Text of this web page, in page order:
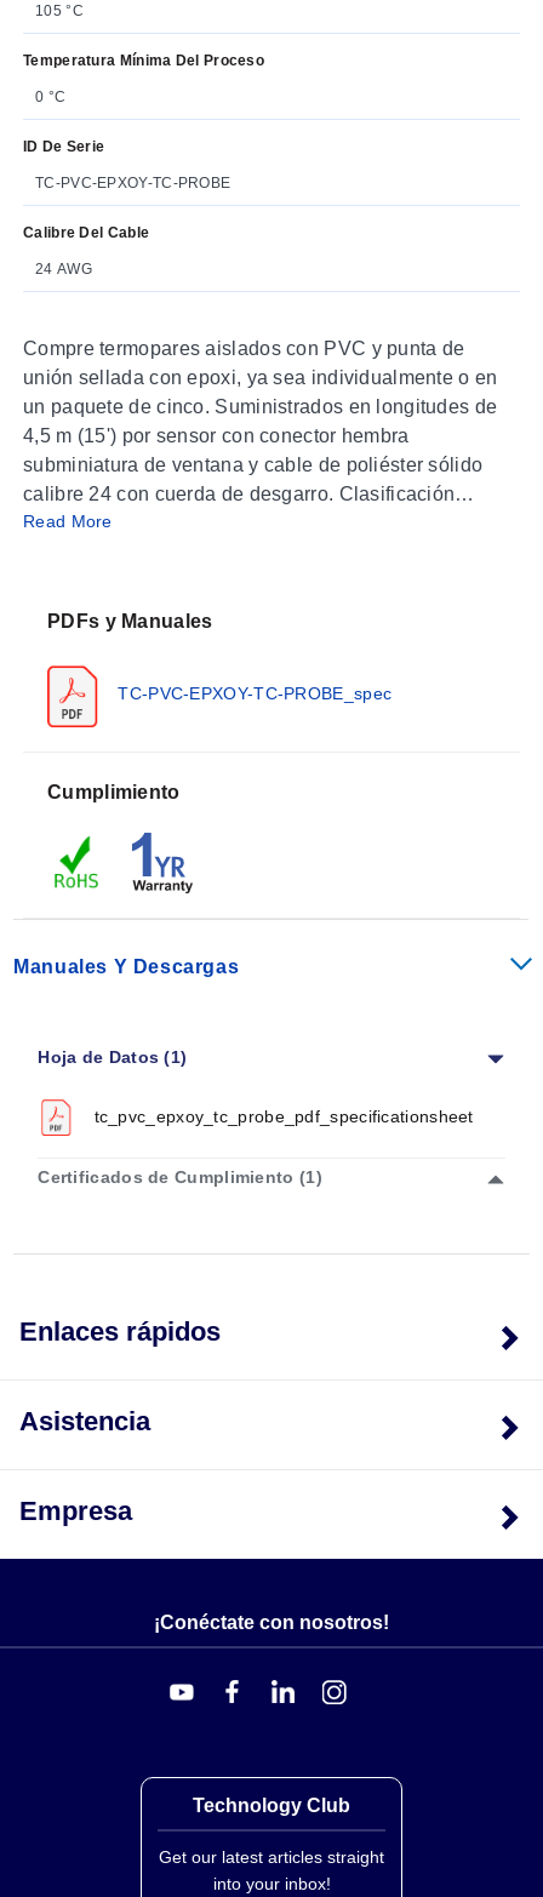
105 °C
Temperatura Mínima Del Proceso
0 °C
ID De Serie
TC-PVC-EPXOY-TC-PROBE
Calibre Del Cable
24 AWG
Compre termopares aislados con PVC y punta de
unión sellada con epoxi, ya sea individualmente o en
un paquete de cinco. Suministrados en longitudes de
4,5 m (15') por sensor con conector hembra
subminiatura de ventana y cable de poliéster sólido
calibre 24 con cuerda de desgarro. Clasificación
maximaima de temperatura de 105 (221°F). Cables
de pieza, como se muestra a continuación.
Consulte las tablas de Precisión y Código de Colores de
Termopares
Read More
PDFs y Manuales
TC-PVC-EPXOY-TC-PROBE_spec
Cumplimiento
Manuales Y Descargas
Hoja de Datos (1)
tc_pvc_epxoy_tc_probe_pdf_specificationsheet
Certificados de Cumplimiento (1)
Enlaces rápidos
Asistencia
Empresa
¡Conéctate con nosotros!
Technology Club
Get our latest articles straight
into your inbox!